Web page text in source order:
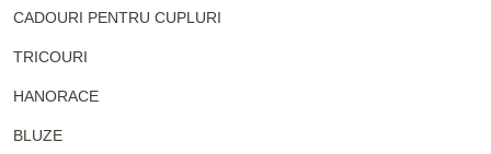
CADOURI PENTRU CUPLURI
TRICOURI
HANORACE
BLUZE